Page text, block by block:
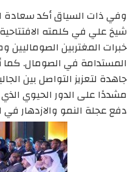
وفي ذات السياق أكد سعادة
شيخ علي في كلمته
خبرات المغتربين الصوماليين
المستدامة في الصومال. كما
جاهدة لتعزيز التواصل بين
مشددًا على الدور الحيوي
دفع عجلة النمو والازدهار